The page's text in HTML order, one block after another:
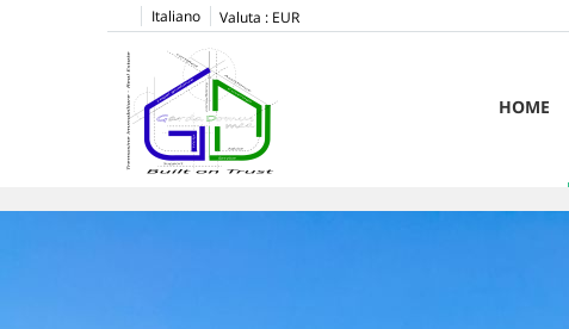
Italiano Valuta : EUR
HOME